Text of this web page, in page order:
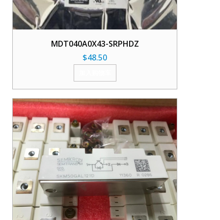
MDT040A0X43-SRPHDZ
$48.50